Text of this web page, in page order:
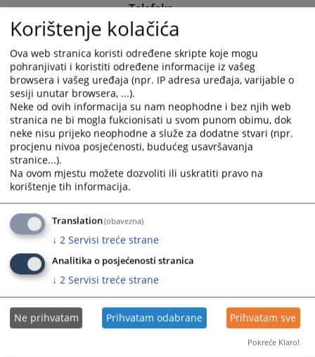
Telefaks
+387 (0)51/220 721
+387 (0)51/212-801
E-mail
oksud-banjaluka@pravosudje.ba
Dodatne informacije:
oksud-banjaluka.pravosudje.ba
Odjel za podršku svjedocima možete kontaktirati:
Putem telefona: +387 (0)51/ 219-546
12277 PREGLEDA
Korištenje kolačića
Ova web stranica koristi određene skripte koje mogu
pohranjivati i koristiti određene informacije iz vašeg
browsera i vašeg uređaja (npr. IP adresa uređaja, varijable o
sesiji unutar browsera, ...).
Neke od ovih informacija su nam neophodne i bez njih web
stranica ne bi mogla fukcionisati u svom punom obimu, dok
neke nisu prijeko neophodne a služe za dodatne stvari (npr.
procjenu nivoa posjećenosti, budućeg usavršavanja
stranice...).
Na ovom mjestu možete dozvoliti ili uskratiti pravo na
korištenje tih informacija.
Translation(obavezna)
↓ 2 Servisi treće strane
Analitika o posjećenosti stranica
↓ 2 Servisi treće strane
Ne prihvatam Prihvatam odabrane Prihvatam sve
Pokreće Klaro!